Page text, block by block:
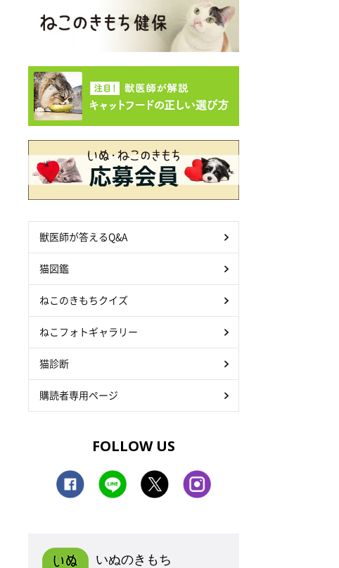
獣医師が答えるQ&A
猫図鑑
ねこのきもちクイズ
ねこフォトギャラリー
猫診断
購読者専用ページ
FOLLOW US
いぬのきもち